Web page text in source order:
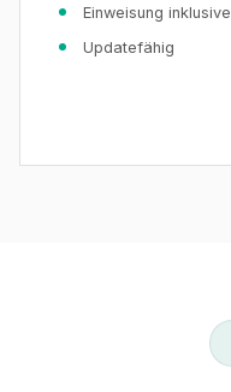
Einweisung inklusive
Updatefähig